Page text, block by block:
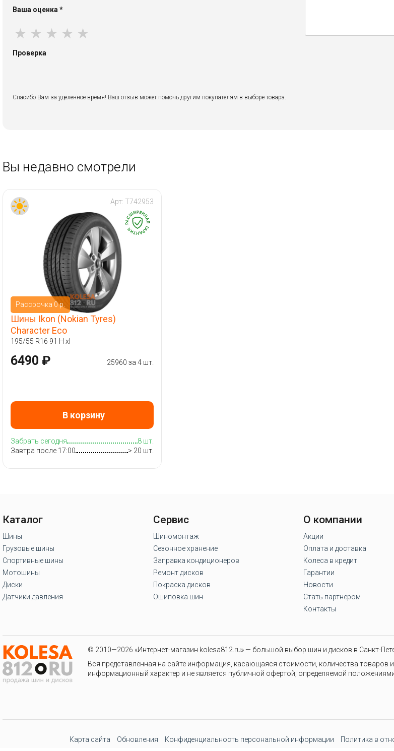
Ваша оценка *
★ ★ ★ ★ ★
Проверка
Спасибо Вам за уделенное время! Ваш отзыв может помочь другим покупателям в выборе товара.
Вы недавно смотрели
Рассрочка 0 р.
Арт: T742953
Шины Ikon (Nokian Tyres)
Character Eco
195/55 R16 91 H xl
6490 ₽ 25960 за 4 шт.
В корзину
Забрать сегодня
8 шт.
Завтра после 17:00
> 20 шт.
Каталог
Шины
Грузовые шины
Спортивные шины
Мотошины
Диски
Датчики давления
Сервис
Шиномонтаж
Сезонное хранение
Заправка кондиционеров
Ремонт дисков
Покраска дисков
Ошиповка шин
О компании
Акции
Оплата и доставка
Колеса в кредит
Гарантии
Новости
Стать партнёром
Контакты
© 2010—2026 «Интернет-магазин kolesa812.ru» — большой выбор шин и дисков в Санкт-
Вся представленная на сайте информация, касающаяся стоимости, количества товаров и
информационный характер и не является публичной офертой, определяемой
Карта сайта Обновления Конфиденциальность персональной информации Политика в